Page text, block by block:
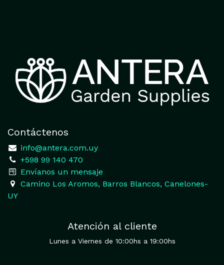
Contáctenos
info@antera.com.uy
+598 99 140 470
​Envíanos un mensaje
​Camino Los Aromos, Barros Blancos, Canelones-
UY
Atención al cliente
Lunes a Viernes de 10:00hs a 19:00hs